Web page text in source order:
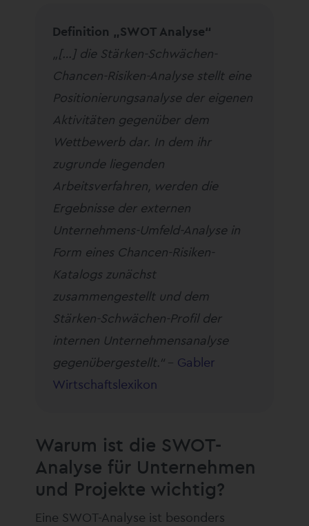
Definition „SWOT Analyse“
„[…] die Stärken-Schwächen-
Chancen-Risiken-Analyse stellt eine
Positionierungsanalyse der eigenen
Aktivitäten gegenüber dem
Wettbewerb dar. In dem ihr
zugrunde liegenden
Arbeitsverfahren, werden die
Ergebnisse der externen
Unternehmens-Umfeld-Analyse in
Form eines Chancen-Risiken-
Katalogs zunächst
zusammengestellt und dem
Stärken-Schwächen-Profil der
internen Unternehmensanalyse
gegenübergestellt.“– Gabler
Wirtschaftslexikon
Warum ist die SWOT-
Analyse für Unternehmen
und Projekte wichtig?
Eine SWOT-Analyse ist besonders